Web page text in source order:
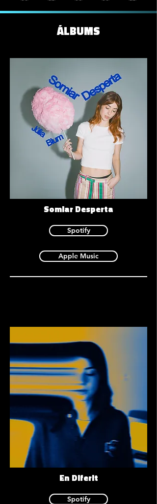
ÁLBUMS
Somiar Desperta
Spotify
Apple Music
En Diferit
Spotify